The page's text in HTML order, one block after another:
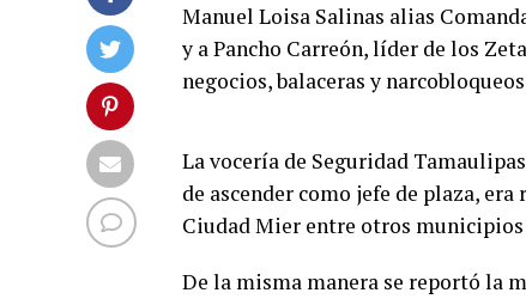
Manuel Loisa Salinas alias
y a Pancho Carreón, líder de los
negocios, balaceras y
La vocería de Seguridad
de ascender como jefe de plaza,
Ciudad Mier entre otros municipios
De la misma manera se reportó la